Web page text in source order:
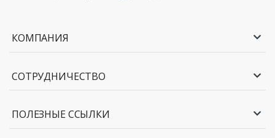
КОМПАНИЯ
СОТРУДНИЧЕСТВО
ПОЛЕЗНЫЕ ССЫЛКИ